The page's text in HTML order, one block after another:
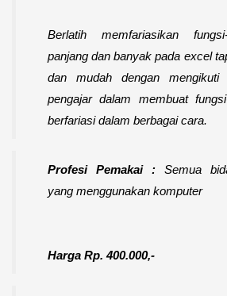
Berlatih memfariasikan
panjang dan banyak pada excel
dan mudah dengan mengikuti
pengajar dalam membuat
berfariasi dalam berbagai cara.
Profesi Pemakai : Semua
yang menggunakan komputer
Harga Rp. 400.000,-